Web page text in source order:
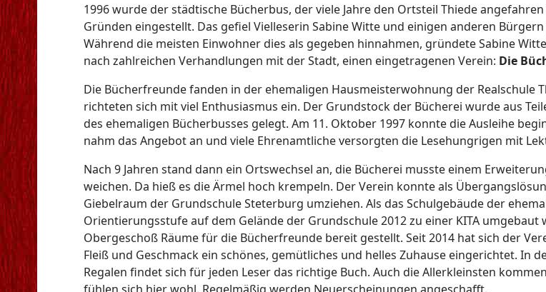
1996 wurde der städtische Bücherbus, der viele Jahre den Ortsteil Thiede
Gründen eingestellt. Das gefiel Vielleserin Sabine Witte und einigen anderen
Während die meisten Einwohner dies als gegeben hinnahmen, gründete Sabine
nach zahlreichen Verhandlungen mit der Stadt, einen eingetragenen Verein: Die
Die Bücherfreunde fanden in der ehemaligen Hausmeisterwohnung der Realschule
richteten sich mit viel Enthusiasmus ein. Der Grundstock der Bücherei wurde aus
des ehemaligen Bücherbusses gelegt. Am 11. Oktober 1997 konnte die Ausleihe
nahm das Angebot an und viele Ehrenamtliche versorgten die Lesehungrigen mit
Nach 9 Jahren stand dann ein Ortswechsel an, die Bücherei musste einem
weichen. Da hieß es die Ärmel hoch krempeln. Der Verein konnte als
Giebelraum der Grundschule Steterburg umziehen. Als das Schulgebäude der
Orientierungsstufe auf dem Gelände der Grundschule 2012 zu einer KITA umgebaut
Obergeschoß Räume für die Bücherfreunde bereit gestellt. Seit 2014 hat sich der
Fleiß und Geschmack ein schönes, gemütliches und helles Zuhause eingerichtet. In
Regalen findet sich für jeden Leser das richtige Buch. Auch die Allerkleinsten